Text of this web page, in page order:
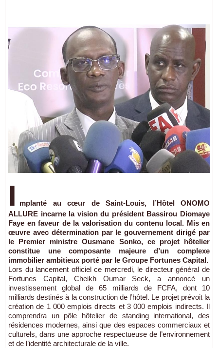
I
mplanté au cœur de Saint-Louis, l’Hôtel ONOMO
ALLURE incarne la vision du président Bassirou Diomaye
Faye en faveur de la valorisation du contenu local. Mis en
œuvre avec détermination par le gouvernement dirigé par
le Premier ministre Ousmane Sonko, ce projet hôtelier
constitue une composante majeure d’un complexe
immobilier ambitieux porté par le Groupe Fortunes Capital.
Lors du lancement officiel ce mercredi, le directeur général de
Fortunes Capital, Cheikh Oumar Seck, a annoncé un
investissement global de 65 milliards de FCFA, dont 10
milliards destinés à la construction de l’hôtel. Le projet prévoit la
création de 1 000 emplois directs et 3 000 emplois indirects. Il
comprendra un pôle hôtelier de standing international, des
résidences modernes, ainsi que des espaces commerciaux et
culturels, dans une approche respectueuse de l’environnement
et de l’identité architecturale de la ville.